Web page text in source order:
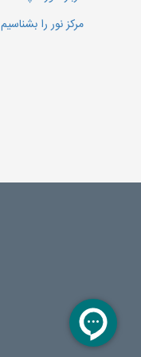
مرکز نور را بشناسیم